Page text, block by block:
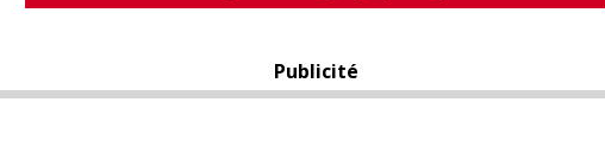
Publicité